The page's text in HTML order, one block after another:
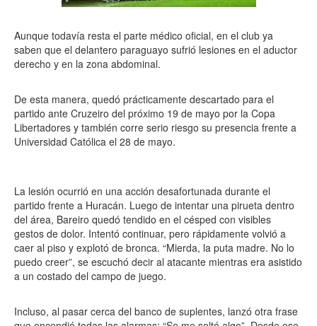
Aunque todavía resta el parte médico oficial, en el club ya
saben que el delantero paraguayo sufrió lesiones en el aductor
derecho y en la zona abdominal.
De esta manera, quedó prácticamente descartado para el
partido ante Cruzeiro del próximo 19 de mayo por la Copa
Libertadores y también corre serio riesgo su presencia frente a
Universidad Católica el 28 de mayo.
La lesión ocurrió en una acción desafortunada durante el
partido frente a Huracán. Luego de intentar una pirueta dentro
del área, Bareiro quedó tendido en el césped con visibles
gestos de dolor. Intentó continuar, pero rápidamente volvió a
caer al piso y explotó de bronca. “Mierda, la puta madre. No lo
puedo creer”, se escuchó decir al atacante mientras era asistido
a un costado del campo de juego.
Incluso, al pasar cerca del banco de suplentes, lanzó otra frase